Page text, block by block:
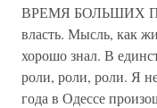
ВРЕМЯ БОЛЬШИХ
власть. Мысль, как
хорошо знал. В
роли, роли, роли. Я
года в Одессе